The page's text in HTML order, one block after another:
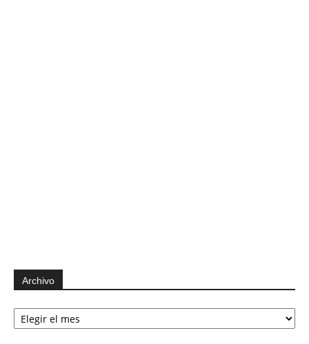
Archivo
Archivo